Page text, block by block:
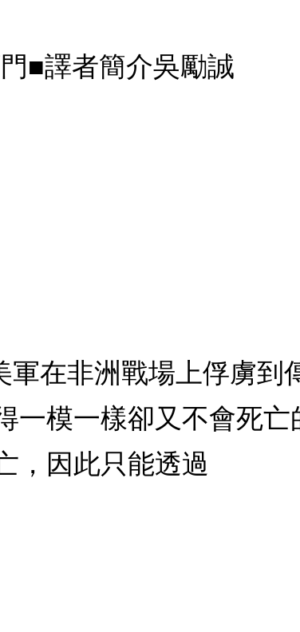
■譯者簡介吳勵誠
軍在非洲戰場上俘虜到
一模一樣卻又不會死
，因此只能透過